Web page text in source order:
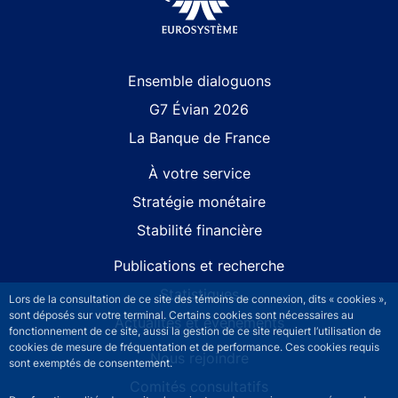
Lors de la consultation de ce site des témoins de connexion, dits « cookies »,
sont déposés sur votre terminal. Certains cookies sont nécessaires au
fonctionnement de ce site, aussi la gestion de ce site requiert l’utilisation de
cookies de mesure de fréquentation et de performance. Ces cookies requis
sont exemptés de consentement.
Ensemble dialoguons
G7 Évian 2026
La Banque de France
À votre service
Stratégie monétaire
Stabilité financière
Publications et recherche
Statistiques
Actualités et événements
Nous rejoindre
Comités consultatifs